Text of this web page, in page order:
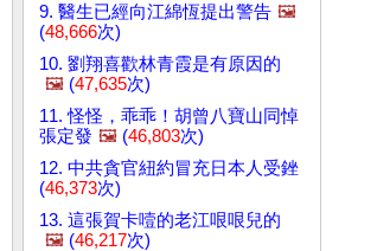
9. 醫生已經向江綿恆提出警告 🖼️
(48,666次)
10. 劉翔喜歡林青霞是有原因的
🖼️ (47,635次)
11. 怪怪，乖乖！胡曾八寶山同悼
張定發 🖼️ (46,803次)
12. 中共貪官紐約冒充日本人受銼
(46,373次)
13. 這張賀卡噎的老江哏哏兒的
🖼️ (46,217次)